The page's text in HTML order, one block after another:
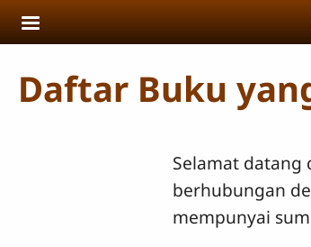
Skip to main content
Daftar Buku
Selamat datang
berhubungan
mempunyai